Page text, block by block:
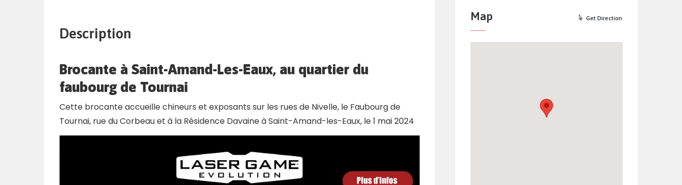
Description
Brocante à Saint-Amand-Les-Eaux, au quartier du
faubourg de Tournai
Cette brocante accueille chineurs et exposants sur les rues de Nivelle, le Faubourg de
Tournai, rue du Corbeau et à la Résidence Davaine à Saint-Amand-les-Eaux, le 1 mai 2024
Map Get Direction